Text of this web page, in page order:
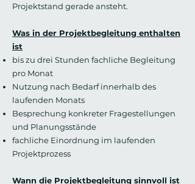
Projektstand gerade ansteht.
Was in der Projektbegleitung enthalten
ist
bis zu drei Stunden fachliche Begleitung
pro Monat
Nutzung nach Bedarf innerhalb des
laufenden Monats
Besprechung konkreter Fragestellungen
und Planungsstände
fachliche Einordnung im laufenden
Projektprozess
Wann die Projektbegleitung sinnvoll ist